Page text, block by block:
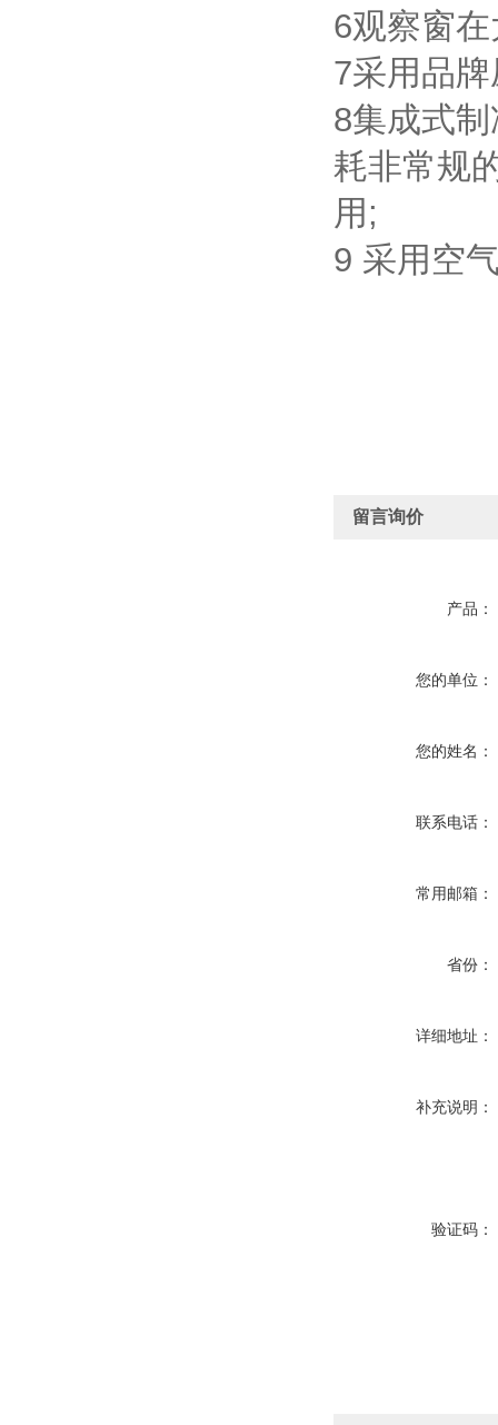
6观察窗
7采用品
8集成式
耗非常规
用;
9 采用空
留言询价
产品：
您的单位：
您的姓名：
联系电话：
常用邮箱：
省份：
详细地址：
补充说明：
验证码：